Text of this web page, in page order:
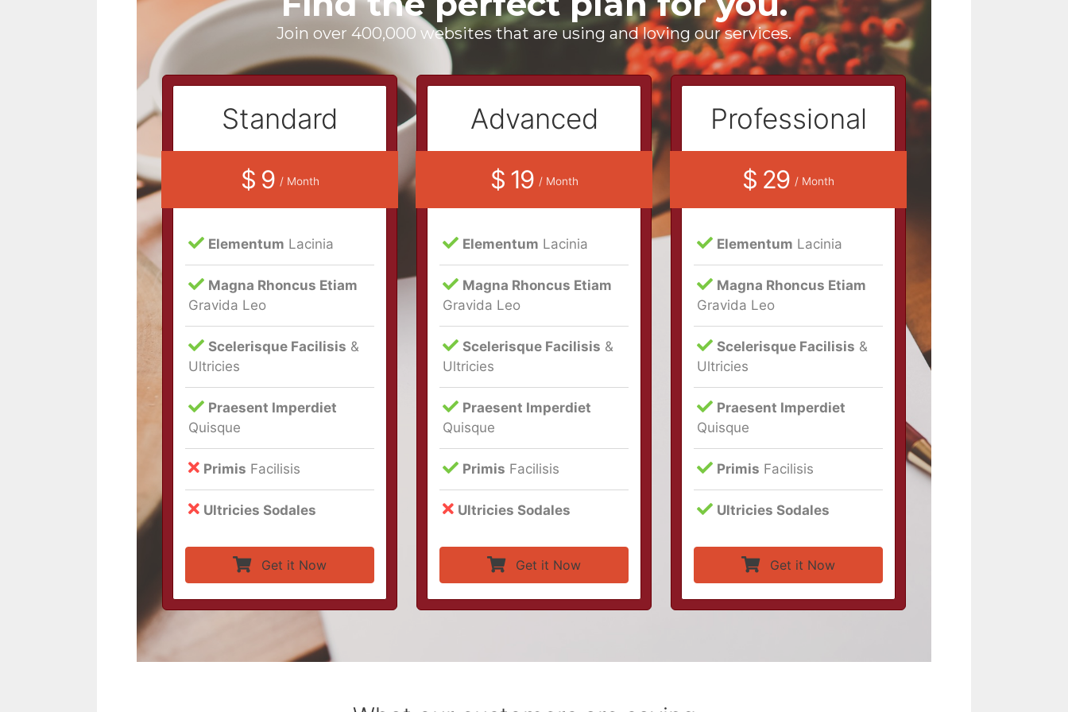
Join over 400,000 websites that are using and loving our services.
Standard
$ 9 / Month
Elementum Lacinia
Magna Rhoncus Etiam
Gravida Leo
Scelerisque Facilisis &
Ultricies
Praesent Imperdiet
Quisque
Primis Facilisis
Ultricies Sodales
Get it Now
Advanced
$ 19 / Month
Elementum Lacinia
Magna Rhoncus Etiam
Gravida Leo
Scelerisque Facilisis &
Ultricies
Praesent Imperdiet
Quisque
Primis Facilisis
Ultricies Sodales
Get it Now
Professional
$ 29 / Month
Elementum Lacinia
Magna Rhoncus Etiam
Gravida Leo
Scelerisque Facilisis &
Ultricies
Praesent Imperdiet
Quisque
Primis Facilisis
Ultricies Sodales
Get it Now